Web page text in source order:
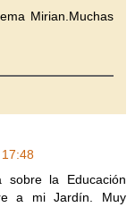
Mirian.Muchas
sobre la Educación
a mi Jardín. Muy